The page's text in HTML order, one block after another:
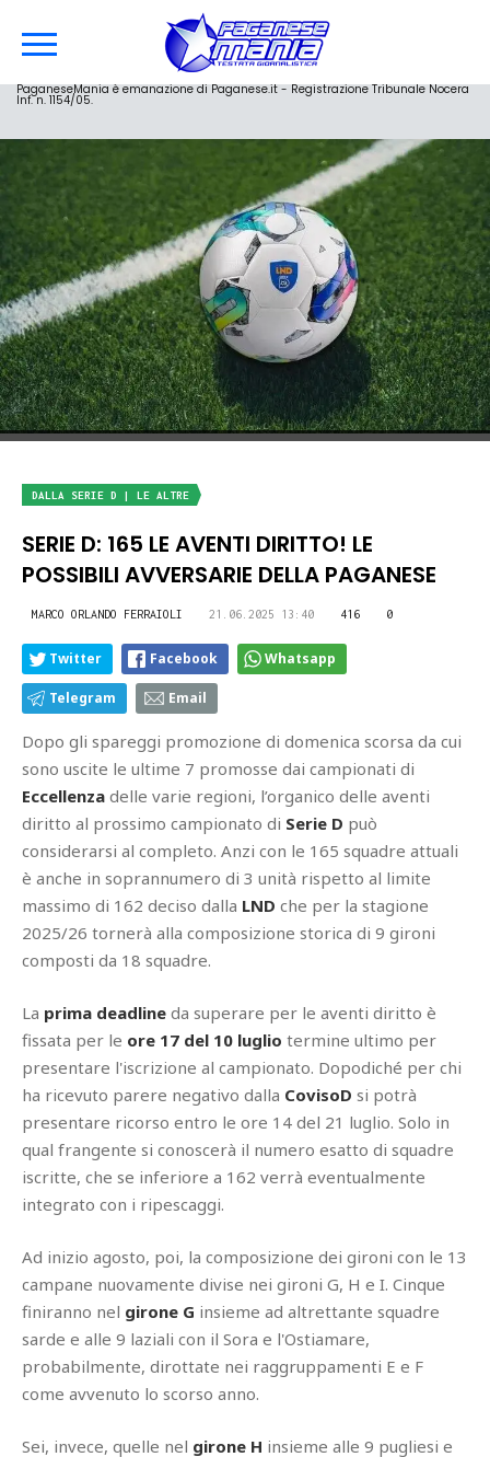
PaganeseMania è emanazione di Paganese.it - Registrazione Tribunale Nocera
Inf. n. 1154/05.
DALLA SERIE D | LE ALTRE
SERIE D: 165 LE AVENTI DIRITTO! LE
POSSIBILI AVVERSARIE DELLA PAGANESE
MARCO ORLANDO FERRAIOLI 21.06.2025 13:40 416 0
Twitter Facebook Whatsapp
Telegram Email
Dopo gli spareggi promozione di domenica scorsa da cui
sono uscite le ultime 7 promosse dai campionati di
Eccellenza delle varie regioni, l’organico delle aventi
diritto al prossimo campionato di Serie D può
considerarsi al completo. Anzi con le 165 squadre attuali
è anche in soprannumero di 3 unità rispetto al limite
massimo di 162 deciso dalla LND che per la stagione
2025/26 tornerà alla composizione storica di 9 gironi
composti da 18 squadre.
La prima deadline da superare per le aventi diritto è
fissata per le ore 17 del 10 luglio termine ultimo per
presentare l'iscrizione al campionato. Dopodiché per chi
ha ricevuto parere negativo dalla CovisoD si potrà
presentare ricorso entro le ore 14 del 21 luglio. Solo in
qual frangente si conoscerà il numero esatto di squadre
iscritte, che se inferiore a 162 verrà eventualmente
integrato con i ripescaggi.
Ad inizio agosto, poi, la composizione dei gironi con le 13
campane nuovamente divise nei gironi G, H e I. Cinque
finiranno nel girone G insieme ad altrettante squadre
sarde e alle 9 laziali con il Sora e l'Ostiamare,
probabilmente, dirottate nei raggruppamenti E e F
come avvenuto lo scorso anno.
Sei, invece, quelle nel girone H insieme alle 9 pugliesi e